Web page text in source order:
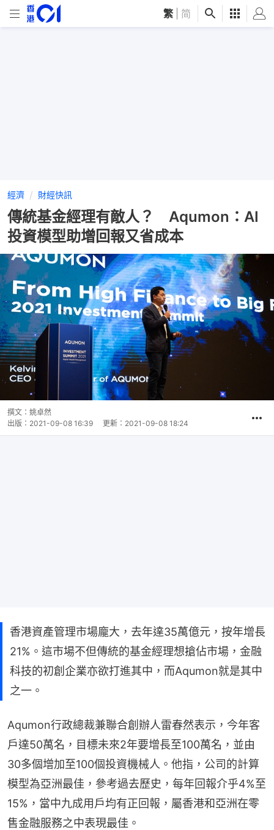
繁 简
經濟 財經快訊
傳統基金經理有敵人？ Aqumon：AI
投資模型助增回報又省成本
撰文： 姚卓然
出版： 2021-09-08 16:39 更新： 2021-09-08 18:24
香港資產管理市場龐大，去年達35萬億元，按年增長
21%。這市場不但傳統的基金經理想搶佔市場，金融
科技的初創企業亦欲打進其中，而Aqumon就是其中
之一。
Aqumon行政總裁兼聯合創辦人雷春然表示，今年客
戶達50萬名，目標未來2年要增長至100萬名，並由
30多個增加至100個投資機械人。他指，公司的計算
模型為亞洲最佳，參考過去歷史，每年回報介乎4%至
15%，當中九成用戶均有正回報，屬香港和亞洲在零
售金融服務之中表現最佳。